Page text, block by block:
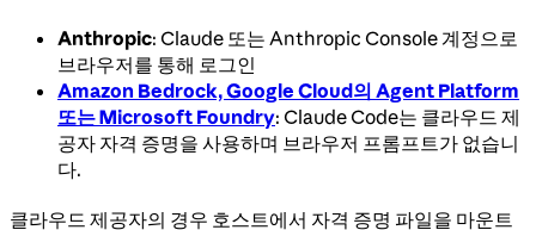
Anthropic: Claude 또는 Anthropic Console 계정으로
브라우저를 통해 로그인
Amazon Bedrock, Google Cloud의 Agent Platform
또는 Microsoft Foundry: Claude Code는 클라우드 제
공자 자격 증명을 사용하며 브라우저 프롬프트가 없습니
다.
클라우드 제공자의 경우 호스트에서 자격 증명 파일을 마운트